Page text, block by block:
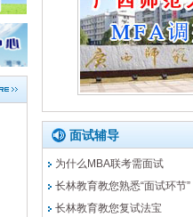
面试辅导
为什么MBA联考需面试
长林教育教您熟悉“面试环节”
长林教育教您复试法宝